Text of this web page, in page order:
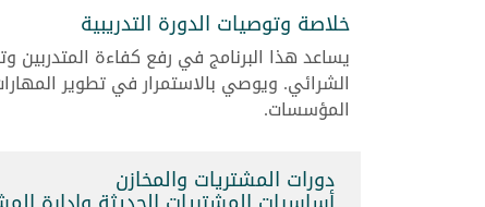
خلاصة وتوصيات الدورة التدريبية
يساعد هذا البرنامج في رفع كفاءة المتدربين
الشرائي. ويوصي بالاستمرار في تطوير
المؤسسات.
دورات المشتريات والمخازن